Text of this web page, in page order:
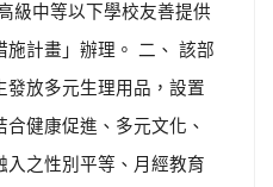
級中等以下學校友善提供
計畫」辦理。 二、 該部
發放多元生理用品，設置
健康促進、多元文化、
之性別平等、月經教育